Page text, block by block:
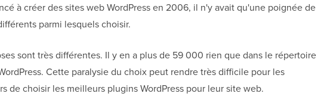
à créer des sites web WordPress en 2006, il n'y avait qu'une poignée de
parmi lesquels choisir.
sont très différentes. Il y en a plus de 59 000 rien que dans le répertoire
Cette paralysie du choix peut rendre très difficile pour les
de choisir les meilleurs plugins WordPress pour leur site web.